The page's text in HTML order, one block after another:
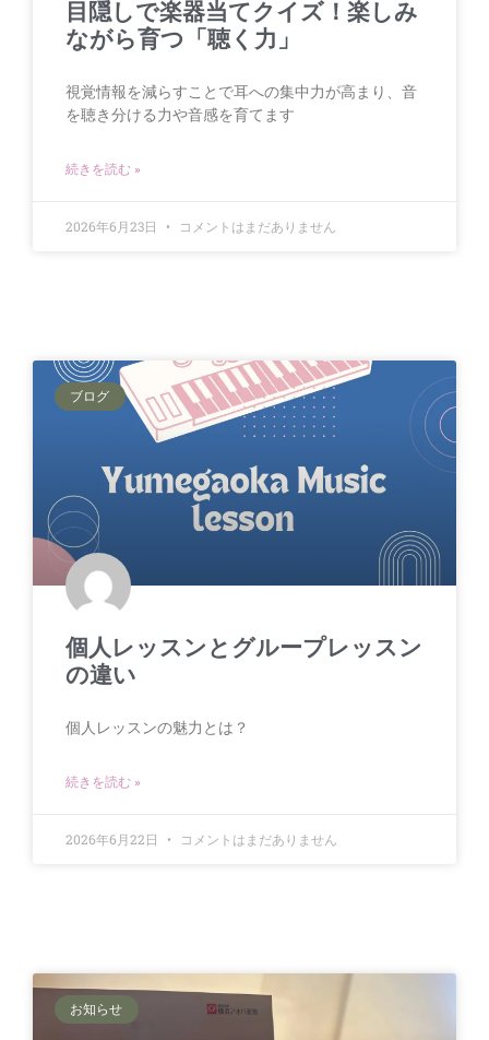
目隠しで楽器当てクイズ！楽しみ
ながら育つ「聴く力」
視覚情報を減らすことで耳への集中力が高まり、音
を聴き分ける力や音感を育てます
続きを読む »
2026年6月23日 コメントはまだありません
ブログ
個人レッスンとグループレッスン
の違い
個人レッスンの魅力とは？
続きを読む »
2026年6月22日 コメントはまだありません
お知らせ